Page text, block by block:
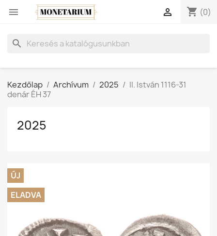
 shopping_cart (0)

search
Kezdőlap Archívum 2025
II. István 1116-31
denár ÉH 37
2025
ÚJ
ELADVA